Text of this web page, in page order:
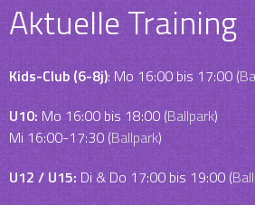
Aktuelle Training
Kids-Club (6-8j): Mo 16:00 bis 17:00 (
U10:Mo 16:00 bis 18:00 (Ballpark)
Mi 16:00-17:30 (Ballpark)
U12 / U15: Di & Do 17:00 bis 19:00 (